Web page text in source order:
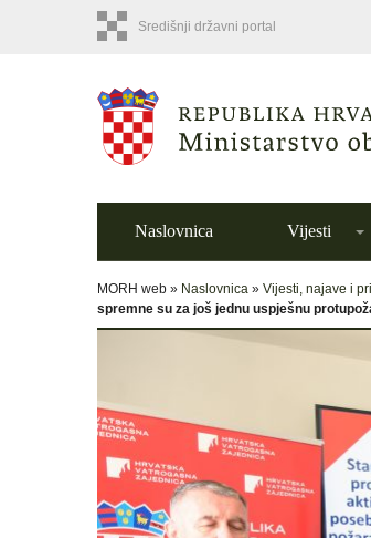
Središnji državni portal
Naslovnica Vijesti
MORH web » Naslovnica » Vijesti, najave i
spremne su za još jednu uspješnu